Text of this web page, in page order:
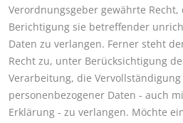
Verordnungsgeber gewährte
Berichtigung sie betreffender
Daten zu verlangen. Ferner steht
Recht zu, unter Berücksichtigung
Verarbeitung, die
personenbezogener Daten - auch
Erklärung - zu verlangen. Möchte